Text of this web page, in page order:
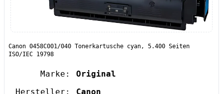
Canon 0458C001/040 Tonerkartusche cyan, 5.400 Seiten
ISO/IEC 19798
Marke:
Original
Hersteller:
Canon